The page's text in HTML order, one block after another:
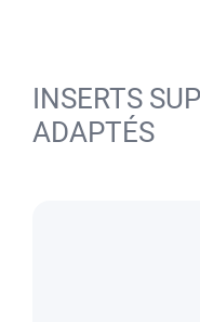
INSERTS
ADAPTÉS